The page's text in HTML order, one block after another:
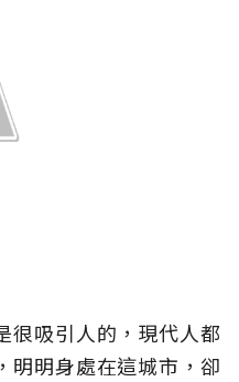
很吸引人的，現代人都
明明身處在這城市，卻